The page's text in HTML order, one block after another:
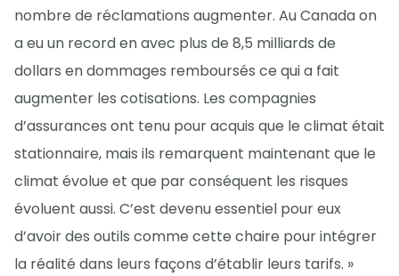
nombre de réclamations augmenter. Au Canada on
a eu un record en avec plus de 8,5 milliards de
dollars en dommages remboursés ce qui a fait
augmenter les cotisations. Les compagnies
d’assurances ont tenu pour acquis que le climat était
stationnaire, mais ils remarquent maintenant que le
climat évolue et que par conséquent les risques
évoluent aussi. C’est devenu essentiel pour eux
d’avoir des outils comme cette chaire pour intégrer
la réalité dans leurs façons d’établir leurs tarifs. »